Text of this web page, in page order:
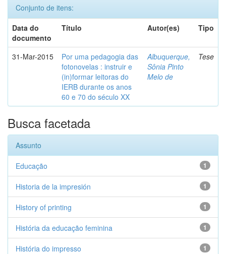
Conjunto de itens:
Data do
documento
Título Autor(es) Tipo
31-Mar-2015
Por uma pedagogia das
fotonovelas : instruir e
(in)formar leitoras do
IERB durante os anos
60 e 70 do século XX
Albuquerque,
Sônia Pinto
Melo de
Tese
Busca facetada
Assunto
1
Educação
1
Historia de la impresión
1
History of printing
1
História da educação feminina
1
História do impresso